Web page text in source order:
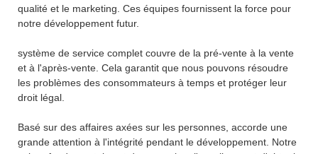
qualité et le marketing. Ces équipes fournissent la force pour
notre développement futur.
système de service complet couvre de la pré-vente à la vente
et à l'après-vente. Cela garantit que nous pouvons résoudre
les problèmes des consommateurs à temps et protéger leur
droit légal.
Basé sur des affaires axées sur les personnes, accorde une
grande attention à l'intégrité pendant le développement. Notre